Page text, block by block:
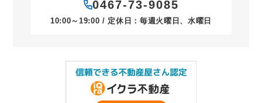
0467-73-9085
10:00～19:00 / 定休日：毎週火曜日、水曜日